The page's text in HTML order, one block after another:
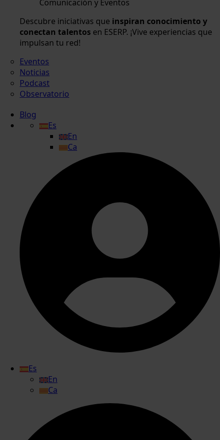
Comunicación y Eventos
Descubre iniciativas que inspiran conocimiento y
conectan talentos en ESERP. ¡Vive experiencias que
impulsan tu red!
Eventos
Noticias
Podcast
Observatorio
Blog
Es
En
Ca
Es
En
Ca